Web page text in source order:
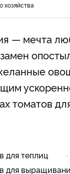
хозяйства
— мечта
томатов
для теплиц
для